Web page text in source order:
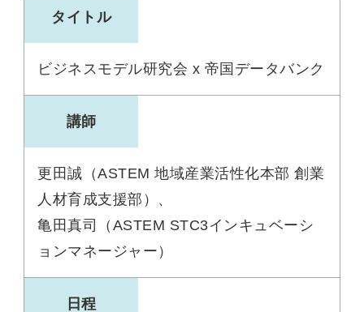
タイトル
ビジネスモデル研究会 x 帝国データバンク
講師
更田誠（ASTEM 地域産業活性化本部 創業
人材育成支援部）、
亀田真司（ASTEM STC3インキュベーシ
ョンマネージャー）
日程